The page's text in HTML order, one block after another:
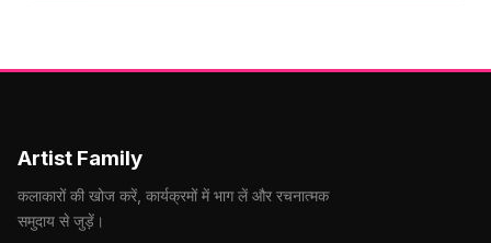
Artist Family
कलाकारों की खोज करें, कार्यक्रमों में भाग लें और रचनात्मक
समुदाय से जुड़ें।